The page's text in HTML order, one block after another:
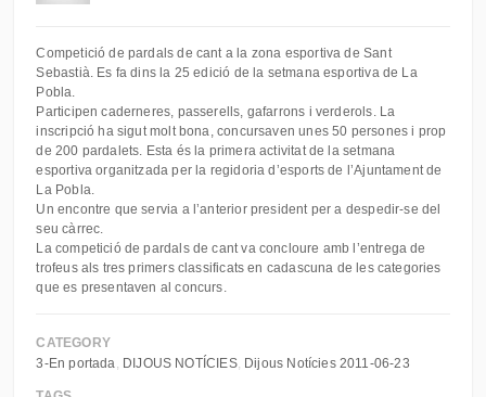
Competició de pardals de cant a la zona esportiva de Sant
Sebastià. Es fa dins la 25 edició de la setmana esportiva de La
Pobla.
Participen caderneres, passerells, gafarrons i verderols. La
inscripció ha sigut molt bona, concursaven unes 50 persones i prop
de 200 pardalets. Esta és la primera activitat de la setmana
esportiva organitzada per la regidoria d’esports de l’Ajuntament de
La Pobla.
Un encontre que servia a l’anterior president per a despedir-se del
seu càrrec.
La competició de pardals de cant va concloure amb l’entrega de
trofeus als tres primers classificats en cadascuna de les categories
que es presentaven al concurs.
CATEGORY
3-En portada
DIJOUS NOTÍCIES Dijous Notícies 2011-06-23